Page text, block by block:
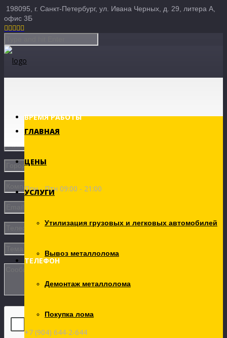
198095, г. Санкт-Петербург, ул. Ивана Черных, д. 29, литера А,
офис 3Б

ВРЕМЯ РАБОТЫ
Пон - Птн 09:00 - 21:00
ТЕЛЕФОН
+7 (904) 644-2-644
ГЛАВНАЯ
ЦЕНЫ
УСЛУГИ
Утилизация грузовых и легковых автомобилей
Вывоз металлолома
Демонтаж металлолома
Покупка лома